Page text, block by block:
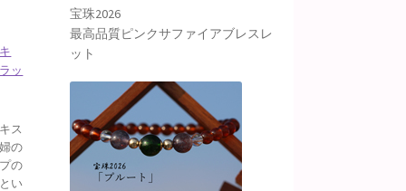
ッ
ス
の
の
い
宝珠2026
最高品質ピンクサファイアブレスレ
ット